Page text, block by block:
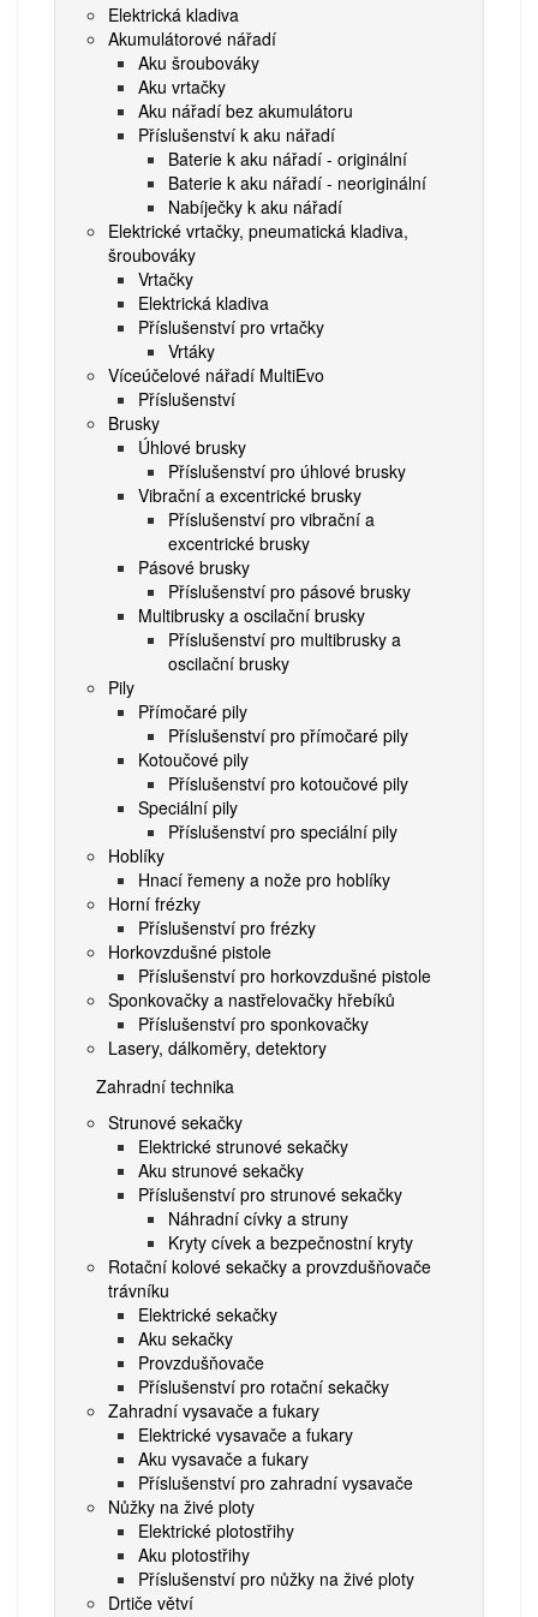
Elektrická kladiva
Akumulátorové nářadí
Aku šroubováky
Aku vrtačky
Aku nářadí bez akumulátoru
Příslušenství k aku nářadí
Baterie k aku nářadí - originální
Baterie k aku nářadí - neoriginální
Nabíječky k aku nářadí
Elektrické vrtačky, pneumatická kladiva,
šroubováky
Vrtačky
Elektrická kladiva
Příslušenství pro vrtačky
Vrtáky
Víceúčelové nářadí MultiEvo
Příslušenství
Brusky
Úhlové brusky
Příslušenství pro úhlové brusky
Vibrační a excentrické brusky
Příslušenství pro vibrační a
excentrické brusky
Pásové brusky
Příslušenství pro pásové brusky
Multibrusky a oscilační brusky
Příslušenství pro multibrusky a
oscilační brusky
Pily
Přímočaré pily
Příslušenství pro přímočaré pily
Kotoučové pily
Příslušenství pro kotoučové pily
Speciální pily
Příslušenství pro speciální pily
Hoblíky
Hnací řemeny a nože pro hoblíky
Horní frézky
Příslušenství pro frézky
Horkovzdušné pistole
Příslušenství pro horkovzdušné pistole
Sponkovačky a nastřelovačky hřebíků
Příslušenství pro sponkovačky
Lasery, dálkoměry, detektory
Zahradní technika
Strunové sekačky
Elektrické strunové sekačky
Aku strunové sekačky
Příslušenství pro strunové sekačky
Náhradní cívky a struny
Kryty cívek a bezpečnostní kryty
Rotační kolové sekačky a provzdušňovače
trávníku
Elektrické sekačky
Aku sekačky
Provzdušňovače
Příslušenství pro rotační sekačky
Zahradní vysavače a fukary
Elektrické vysavače a fukary
Aku vysavače a fukary
Příslušenství pro zahradní vysavače
Nůžky na živé ploty
Elektrické plotostřihy
Aku plotostřihy
Příslušenství pro nůžky na živé ploty
Drtiče větví